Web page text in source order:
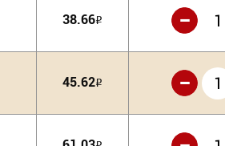
38.66Р -
45.62Р -